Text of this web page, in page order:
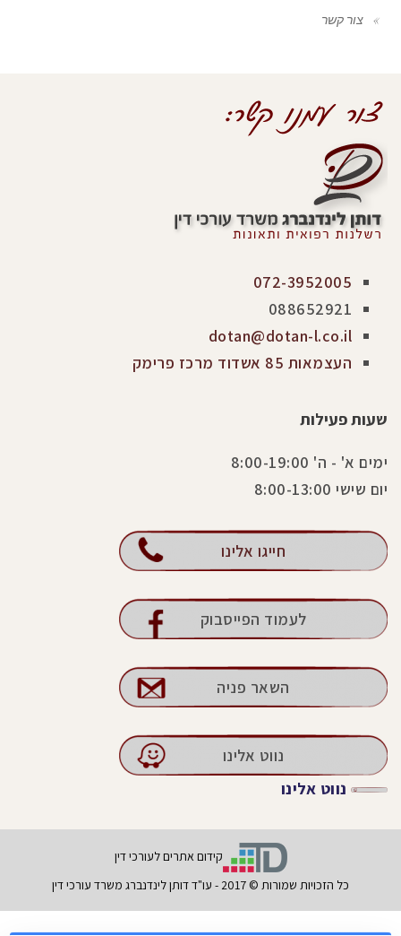
צור קשר
072-3952005
088652921
dotan@dotan-l.co.il
העצמאות 85 אשדוד מרכז פרימק
שעות פעילות
ימים א' - ה' 8:00-19:00
יום שישי 8:00-13:00
חייגו אלינו
לעמוד הפייסבוק
השאר פניה
נווט אלינו
נווט אלינו
קידום אתרים לעורכי דין
כל הזכויות שמורות © 2017 - עו"ד דותן לינדנברג משרד עורכי דין